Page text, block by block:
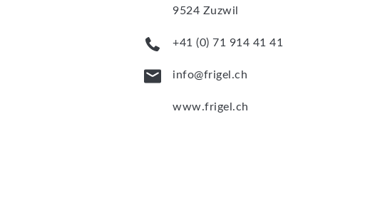
9524 Zuzwil
+41 (0) 71 914 41 41
info@frigel.ch
www.frigel.ch